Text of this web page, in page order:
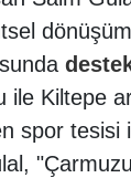
ile Kiltepe
spor tesisi